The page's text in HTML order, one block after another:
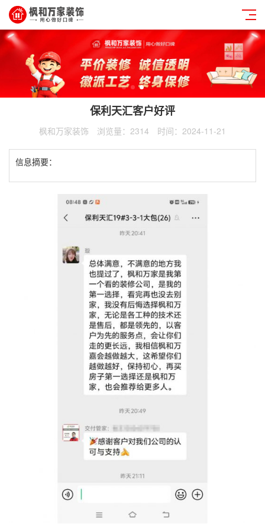
保利天汇客户好评
枫和万家装饰 浏览量：2314 时间：2024-11-21
信息摘要：